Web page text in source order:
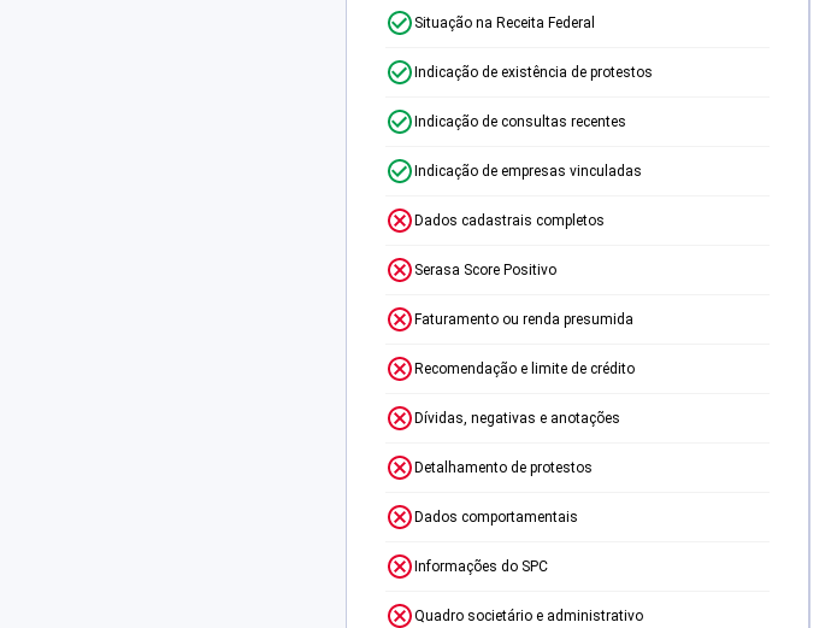
Situação na Receita Federal
Indicação de existência de protestos
Indicação de consultas recentes
Indicação de empresas vinculadas
Dados cadastrais completos
Serasa Score Positivo
Faturamento ou renda presumida
Recomendação e limite de crédito
Dívidas, negativas e anotações
Detalhamento de protestos
Dados comportamentais
Informações do SPC
Quadro societário e administrativo